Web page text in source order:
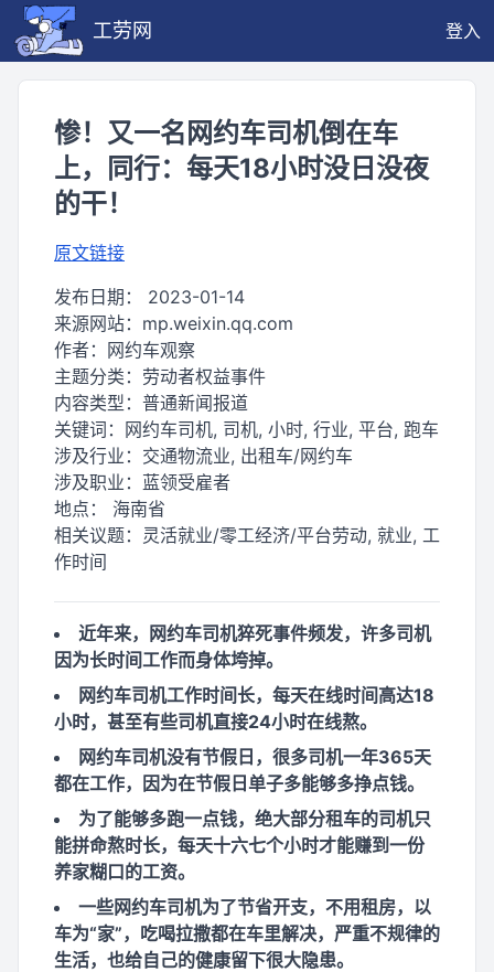
工劳网 登入
惨！又一名网约车司机倒在车
上，同行：每天18小时没日没夜
的干！
原文链接
发布日期： 2023-01-14
来源网站： mp.weixin.qq.com
作者： 网约车观察
主题分类： 劳动者权益事件
内容类型： 普通新闻报道
关键词： 网约车司机, 司机, 小时, 行业, 平台, 跑车
涉及行业： 交通物流业, 出租车/网约车
涉及职业： 蓝领受雇者
地点： 海南省
相关议题： 灵活就业/零工经济/平台劳动, 就业, 工
作时间
近年来，网约车司机猝死事件频发，许多司机
因为长时间工作而身体垮掉。
网约车司机工作时间长，每天在线时间高达18
小时，甚至有些司机直接24小时在线熬。
网约车司机没有节假日，很多司机一年365天
都在工作，因为在节假日单子多能够多挣点钱。
为了能够多跑一点钱，绝大部分租车的司机只
能拼命熬时长，每天十六七个小时才能赚到一份
养家糊口的工资。
一些网约车司机为了节省开支，不用租房，以
车为“家”，吃喝拉撒都在车里解决，严重不规律的
生活，也给自己的健康留下很大隐患。